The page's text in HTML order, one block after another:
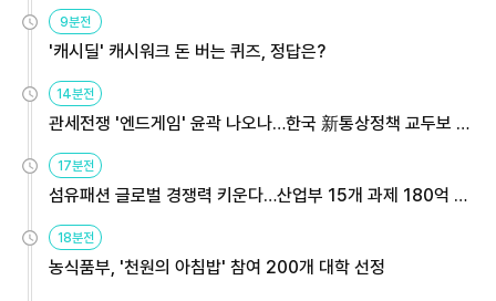
9분전
'캐시딜' 캐시워크 돈 버는 퀴즈, 정답은?
14분전
관세전쟁 '엔드게임' 윤곽 나오나…한국 新통상정책 교두보 활
용해야
17분전
섬유패션 글로벌 경쟁력 키운다…산업부 15개 과제 180억 지
원
18분전
농식품부, '천원의 아침밥' 참여 200개 대학 선정